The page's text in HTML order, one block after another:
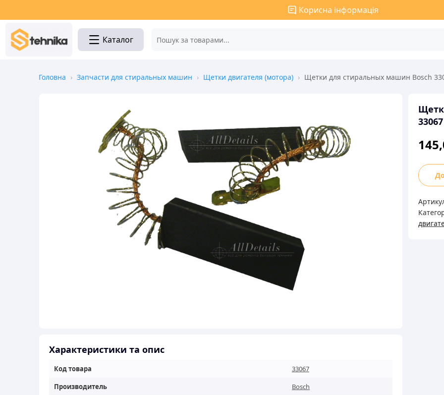
Корисна інформація
Каталог
Головна › Запчасти для стиральных машин › Щетки двигателя (мотора) › Щетки для стиральных машин Bosch
Характеристики та опис
Код товара
33067
Производитель
Bosch
33067
Щетки
для